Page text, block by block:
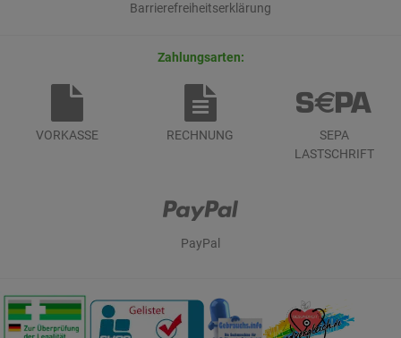
Barrierefreiheitserklärung
Zahlungsarten:
VORKASSE RECHNUNG
SEPA
LASTSCHRIFT
PayPal